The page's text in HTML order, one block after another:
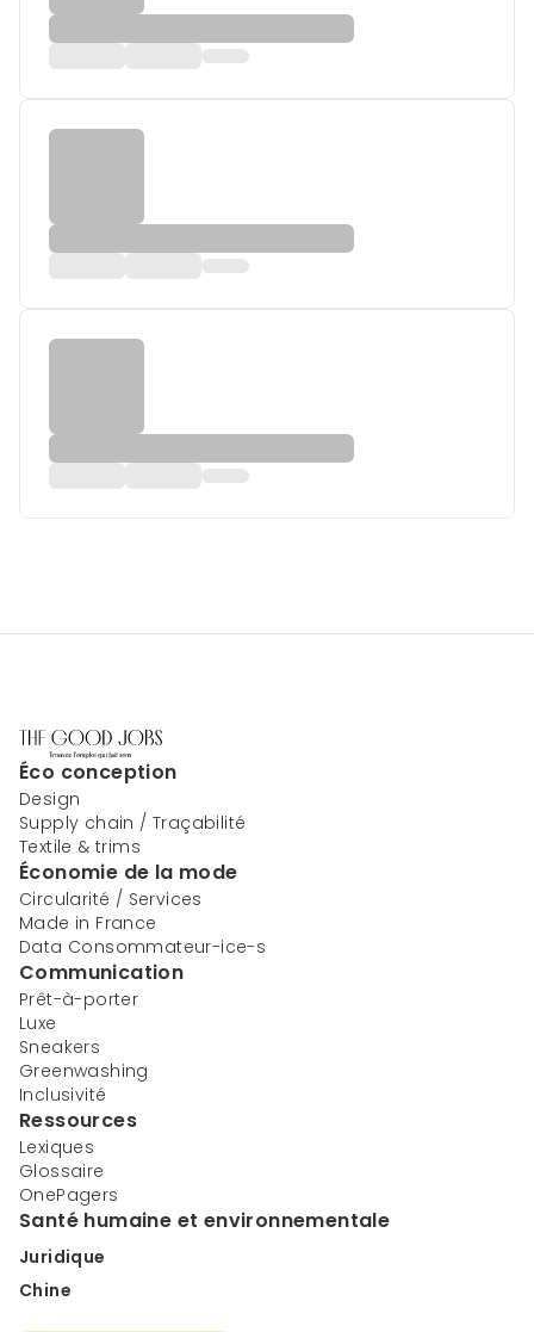
Éco conception
Design
Supply chain / Traçabilité
Textile & trims
Économie de la mode
Circularité / Services
Made in France
Data Consommateur-ice-s
Communication
Prêt-à-porter
Luxe
Sneakers
Greenwashing
Inclusivité
Ressources
Lexiques
Glossaire
OnePagers
Santé humaine et environnementale
Juridique
Chine